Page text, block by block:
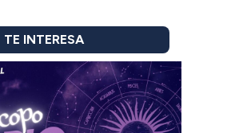
TE INTERESA